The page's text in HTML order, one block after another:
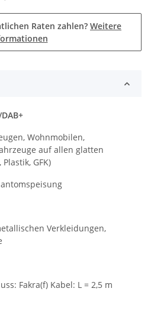
Raten zahlen? Weitere
Wohnmobilen,
auf allen glatten
GFK)
Verkleidungen,
Fakra(f) Kabel: L = 2,5 m